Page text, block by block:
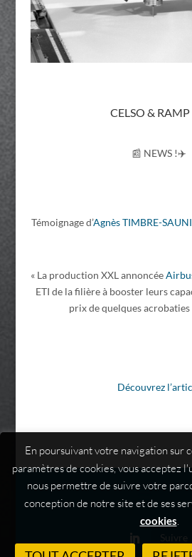
CELSO &
📰 NEWS !✈️
Témoignage d’Agnès TIMBRE-
« La production XXL annoncée
ETI de la filière à booster leurs
prix de quelques acrobaties
Découvrez
Suivre
En poursuivant votre navigation sur
paramètres de cookies, vous acceptez
nous permettre de suivre votre
conception de notre site et de ses
cookies.